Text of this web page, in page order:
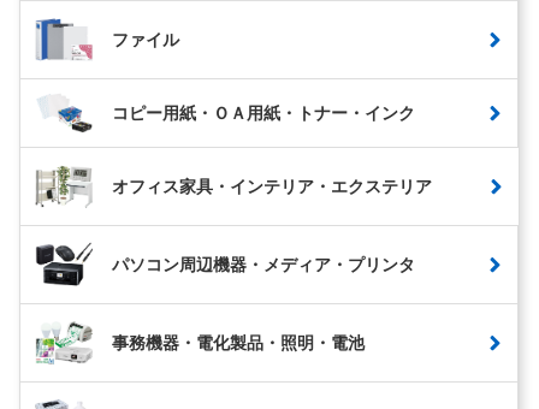
ファイル
コピー用紙・ＯＡ用紙・トナー・インク
オフィス家具・インテリア・エクステリア
パソコン周辺機器・メディア・プリンタ
事務機器・電化製品・照明・電池